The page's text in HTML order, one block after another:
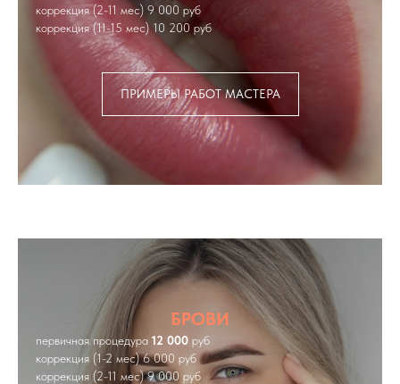
коррекция (2-11 мес) 9 000 руб
коррекция (11-15 мес) 10 200 руб
ПРИМЕРЫ РАБОТ МАСТЕРА
БРОВИ
первичная процедура 12 000 руб
коррекция (1-2 мес) 6 000 руб
коррекция (2-11 мес) 9 000 руб